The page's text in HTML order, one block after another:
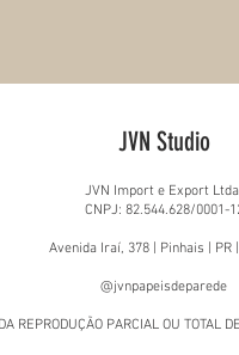
JVN Studio
JVN Import e Export
CNPJ: 82.544.628/0001-
Avenida Iraí, 378 | Pinhais | PR
@jvnpapeisdeparede
REPRODUÇÃO PARCIAL OU TOTAL